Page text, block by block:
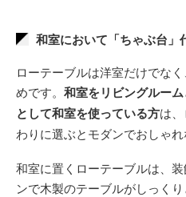
和室において「ちゃぶ台」
ローテーブルは洋室だけでな
めです。 和室をリビングルー
として和室を使っている方は
わりに選ぶとモダンでおしゃれ
和室に置くローテーブルは、
ンで木製のテーブルがしっく